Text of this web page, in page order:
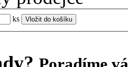
ks Vložit do košíku